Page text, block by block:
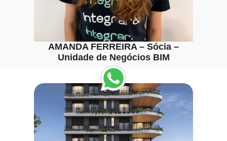
AMANDA FERREIRA – Sócia –
Unidade de Negócios BIM